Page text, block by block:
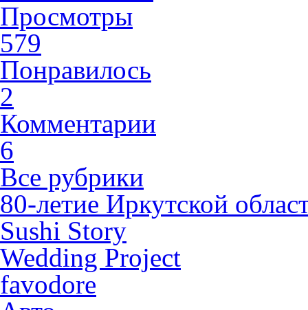
Просмотры
579
Понравилось
2
Комментарии
6
Все рубрики
80-летие Иркутской
Sushi Story
Wedding Project
favodore